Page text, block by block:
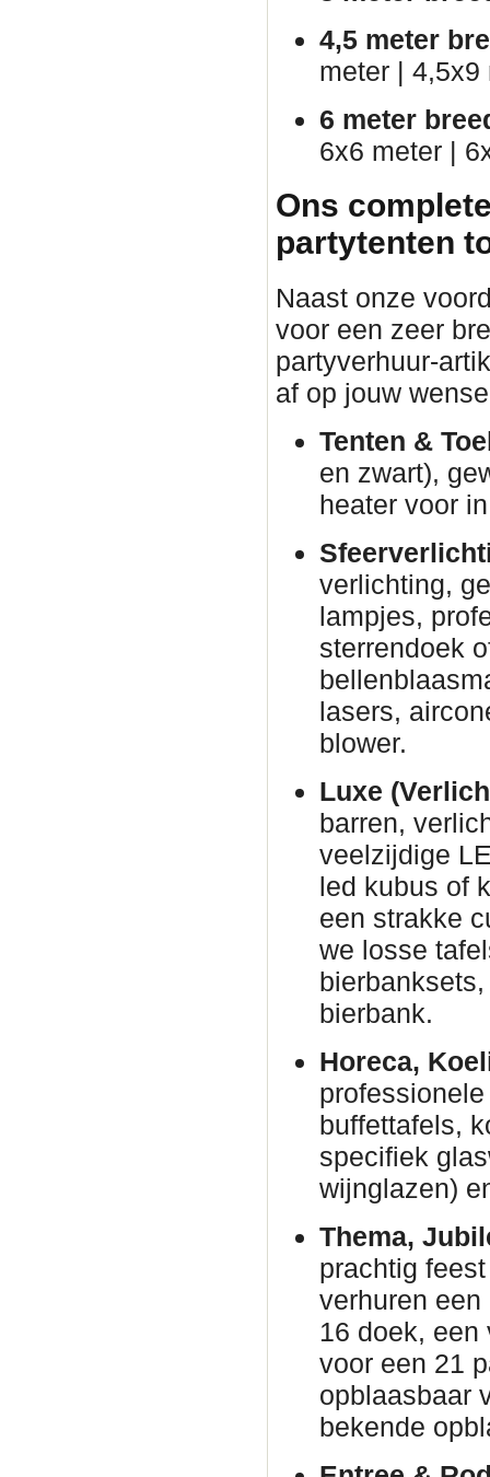
4,5 meter
meter | 4,5x9
6 meter
6x6 meter |
Ons
partytenten
Naast onze
voor een zeer
partyverhuur-
af op jouw
Tenten &
en zwart),
heater voor
verlichting,
lampjes,
sterrendoek
lasers,
blower.
Luxe
barren,
veelzijdige
led kubus of
een strakke
we losse
bierbank.
Horeca,
buffettafels,
specifiek
wijnglazen)
Thema,
prachtig
verhuren
16 doek, een
voor een 21
opblaasbaar
bekende